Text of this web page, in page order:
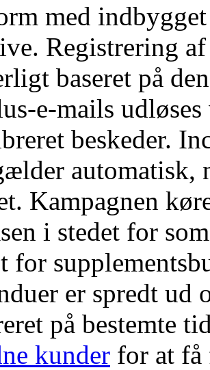
med
Registrering
baseret på
e-mails
beskeder.
automatisk,
Kampagnen
i stedet for
for
er spredt ud
på bestemte
kunder for at få